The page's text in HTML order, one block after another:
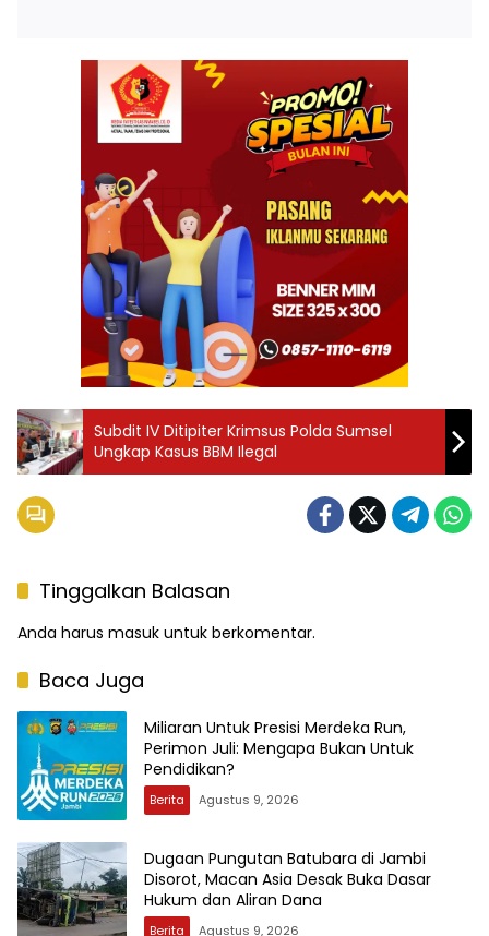
Subdit IV Ditipiter Krimsus Polda Sumsel
Ungkap Kasus BBM Ilegal
Tinggalkan Balasan
Anda harus masuk untuk berkomentar.
Baca Juga
Miliaran Untuk Presisi Merdeka Run,
Perimon Juli: Mengapa Bukan Untuk
Pendidikan?
Berita Agustus 9, 2026
Dugaan Pungutan Batubara di Jambi
Disorot, Macan Asia Desak Buka Dasar
Hukum dan Aliran Dana
Berita Agustus 9, 2026